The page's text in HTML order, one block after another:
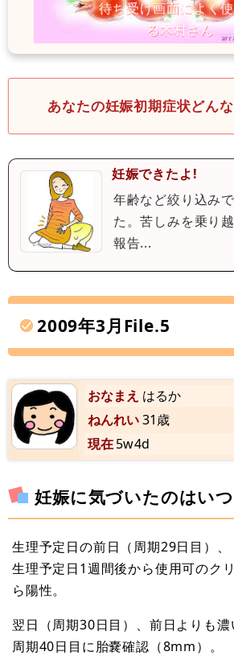
あなたの妊娠初期症状どん
妊娠できたよ!
年齢など絞り込み
た。苦しみを乗り
報告...
2009年3月File.5
おなまえ はるか
ねんれい31歳
現在5w4d
妊娠に気づいたのはい
生理予定日の前日（周期29日目）、
生理予定日1週間後から使用可のク
ら陽性。
翌日（周期30日目）、前日よりも濃
周期40日目に胎嚢確認（8mm）。